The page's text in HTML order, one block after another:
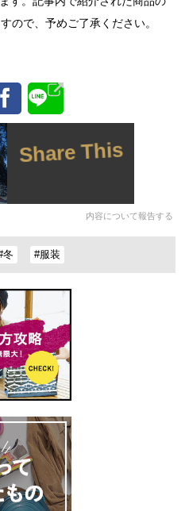
ので、予めご了承ください。
Share This
内容について報告する
冬 #服装